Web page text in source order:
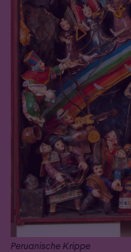
Peruanische Krippe